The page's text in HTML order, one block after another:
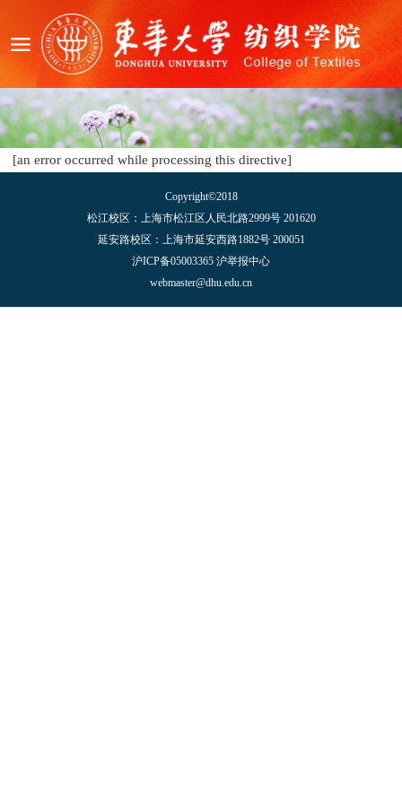
[an error occurred while processing this directive]
Copyright©2018
松江校区：上海市松江区人民北路2999号 201620
延安路校区：上海市延安西路1882号 200051
沪ICP备05003365 沪举报中心
webmaster@dhu.edu.cn